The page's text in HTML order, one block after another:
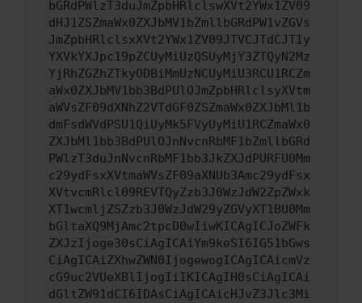
bGRdPWlzT3duJmZpbHRlclswXVt2YWx1ZV09
dHJ1ZSZmaWx0ZXJbMV1bZmllbGRdPW1vZGVs
JmZpbHRlclsxXVt2YWx1ZV09JTVCJTdCJTIy
YXVkYXJpc19pZCUyMiUzQSUyMjY3ZTQyN2Mz
YjRhZGZhZTkyODBiMmUzNCUyMiU3RCU1RCZm
aWx0ZXJbMV1bb3BdPUlOJmZpbHRlclsyXVtm
aWVsZF09dXNhZ2VTdGF0ZSZmaWx0ZXJbMl1b
dmFsdWVdPSU1QiUyMk5FVyUyMiU1RCZmaWx0
ZXJbMl1bb3BdPUlOJnNvcnRbMF1bZmllbGRd
PWlzT3duJnNvcnRbMF1bb3JkZXJdPURFU0Mm
c29ydFsxXVtmaWVsZF09aXNUb3Amc29ydFsx
XVtvcmRlcl09REVTQyZzb3J0WzJdW2ZpZWxk
XT1wcmljZSZzb3J0WzJdW29yZGVyXT1BU0Mm
bGltaXQ9MjAmc2tpcD0wIiwKICAgICJoZWFk
ZXJzIjoge30sCiAgICAiYm9keSI6IG51bGws
CiAgICAiZXhwZWN0IjogewogICAgICAicmVz
cG9uc2VUeXBlIjogIiIKICAgIH0sCiAgICAi
dGltZW91dCI6IDAsCiAgICAicHJvZ3Jlc3Mi